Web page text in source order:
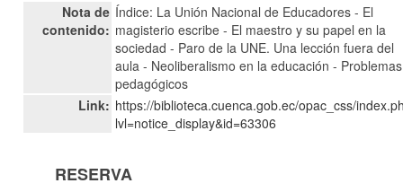
Nota de
contenido:
Índice: La Unión Nacional de Educadores - El
magisterio escribe - El maestro y su papel en la
sociedad - Paro de la UNE. Una lección fuera del
aula - Neoliberalismo en la educación - Problemas
pedagógicos
Link: https://biblioteca.cuenca.gob.ec/opac_css/
lvl=notice_display&id=63306
RESERVA